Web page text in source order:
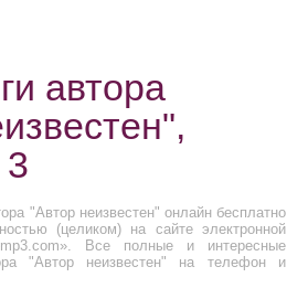
автора
"Автор неизвестен" онлайн бесплатно
(целиком) на сайте электронной
mp3.com». Все полные и интересные
"Автор неизвестен" на телефон и